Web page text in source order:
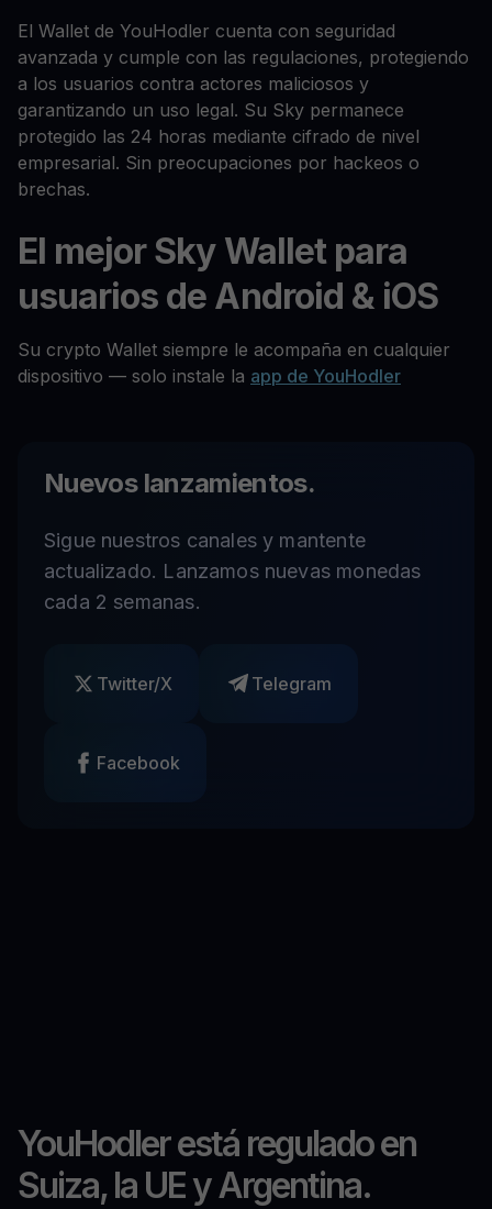
El Wallet de YouHodler cuenta con seguridad
avanzada y cumple con las regulaciones, protegiendo
a los usuarios contra actores maliciosos y
garantizando un uso legal. Su Sky permanece
protegido las 24 horas mediante cifrado de nivel
empresarial. Sin preocupaciones por hackeos o
brechas.
El mejor Sky Wallet para
usuarios de Android & iOS
Su crypto Wallet siempre le acompaña en cualquier
dispositivo — solo instale la app de YouHodler
Nuevos lanzamientos.
Sigue nuestros canales y mantente
actualizado. Lanzamos nuevas monedas
cada 2 semanas.
Twitter/X Telegram
Facebook
YouHodler está regulado en
Suiza, la UE y Argentina.